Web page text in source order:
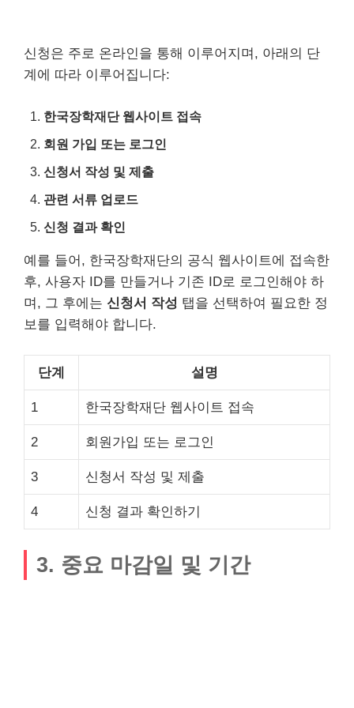
신청은 주로 온라인을 통해 이루어지며, 아래의 단
계에 따라 이루어집니다:
한국장학재단 웹사이트 접속
회원 가입 또는 로그인
신청서 작성 및 제출
관련 서류 업로드
신청 결과 확인
예를 들어, 한국장학재단의 공식 웹사이트에 접속한
후, 사용자 ID를 만들거나 기존 ID로 로그인해야 하
며, 그 후에는 신청서 작성 탭을 선택하여 필요한 정
보를 입력해야 합니다.
단계 설명
1 한국장학재단 웹사이트 접속
2 회원가입 또는 로그인
3 신청서 작성 및 제출
4 신청 결과 확인하기
3. 중요 마감일 및 기간